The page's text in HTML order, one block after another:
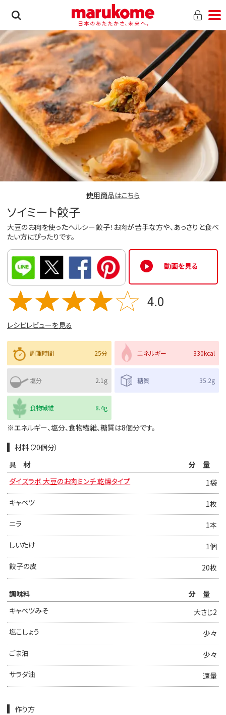
使用商品はこちら
ソイミート餃子
大豆のお肉を使ったヘルシー餃子！お肉が苦手な方や、あっさりと食べ
たい方にぴったりです。
動画を見る
4.0
レシピレビューを見る
調理時間 25分 エネルギー 330kcal
塩分 2.1g 糖質 35.2g
食物繊維 8.4g
※エネルギー、塩分、食物繊維、糖質は8個分です。
材料（20個分）
具材
分量
ダイズラボ 大豆のお肉ミンチ 乾燥タイプ
1袋
キャベツ
1枚
ニラ
1本
しいたけ
1個
餃子の皮
20枚
調味料
分量
キャベツみそ
大さじ2
塩こしょう
少々
ごま油
少々
サラダ油
適量
作り方